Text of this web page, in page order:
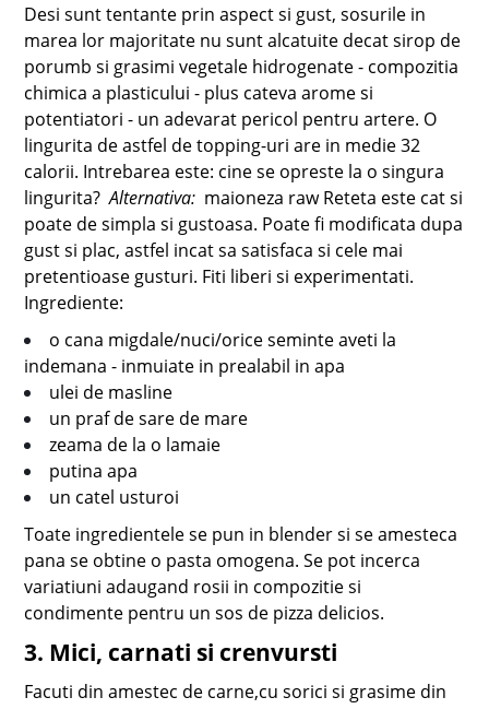
Desi sunt tentante prin aspect si gust, sosurile in
marea lor majoritate nu sunt alcatuite decat sirop de
porumb si grasimi vegetale hidrogenate - compozitia
chimica a plasticului - plus cateva arome si
potentiatori - un adevarat pericol pentru artere. O
lingurita de astfel de topping-uri are in medie 32
calorii. Intrebarea este: cine se opreste la o singura
lingurita? Alternativa: maioneza raw Reteta este cat si
poate de simpla si gustoasa. Poate fi modificata dupa
gust si plac, astfel incat sa satisfaca si cele mai
pretentioase gusturi. Fiti liberi si experimentati.
Ingrediente:
o cana migdale/nuci/orice seminte aveti la
indemana - inmuiate in prealabil in apa
ulei de masline
un praf de sare de mare
zeama de la o lamaie
putina apa
un catel usturoi
Toate ingredientele se pun in blender si se amesteca
pana se obtine o pasta omogena. Se pot incerca
variatiuni adaugand rosii in compozitie si
condimente pentru un sos de pizza delicios.
3. Mici, carnati si crenvursti
Facuti din amestec de carne,cu sorici si grasime din